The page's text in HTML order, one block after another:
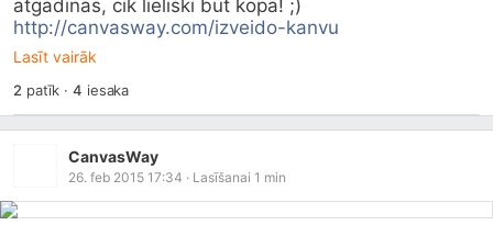
http://canvasway.com/izveido-kanvu
Lasīt vairāk
2 patīk ·4 iesaka
CanvasWay
26. feb 2015 17:34 · Lasīšanai 1 min